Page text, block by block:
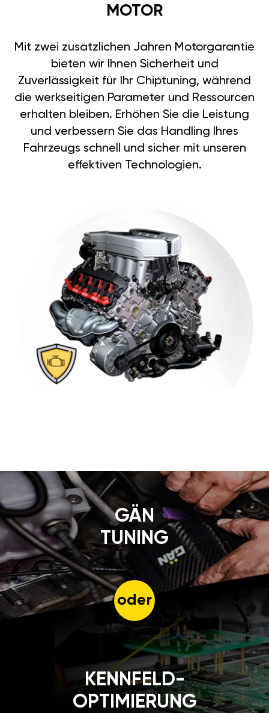
MOTOR
Mit zwei zusätzlichen Jahren Motorgarantie
bieten wir Ihnen Sicherheit und
Zuverlässigkeit für Ihr Chiptuning, während
die werkseitigen Parameter und Ressourcen
erhalten bleiben. Erhöhen Sie die Leistung
und verbessern Sie das Handling Ihres
Fahrzeugs schnell und sicher mit unseren
effektiven Technologien.
GÄN
TUNING
oder
KENNFELD-
OPTIMIERUNG